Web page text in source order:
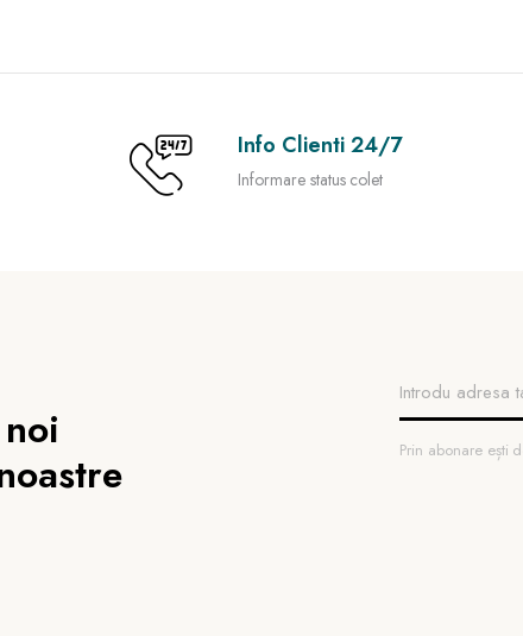
Info Clienti 24/7
Informare status colet
Prin abonare ești